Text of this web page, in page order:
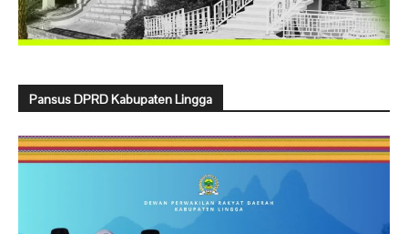
Pansus DPRD Kabupaten Lingga